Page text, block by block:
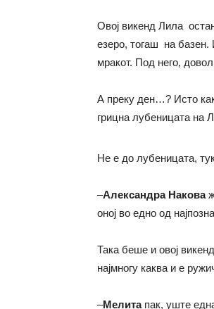
Овој викенд Лила
езеро, тогаш на базен.
мракот. Под него,
А преку ден…? Исто
грицна лубеницата на
Не е до лубеницата,
–Александра Накова
оној во едно од
Така беше и овој
најмногу каква и е
–Мелитапак, уште